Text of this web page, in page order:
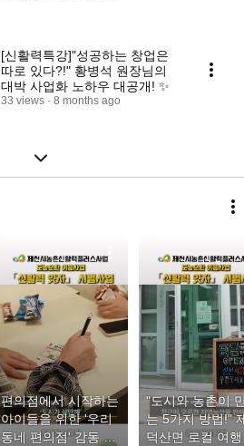
[신활력특강]"성공하는 창업은
따로 있다?!" 황병석 원장님의
대박 사업화 노하우 대공개! ✨
33 views 8 months ago
편의점에서 시작하는
아이들을 위한 '우리
동네 편의점' 감동 프
"도시와 농촌이
는 5가지 방법!"
덕산면 로컬 여